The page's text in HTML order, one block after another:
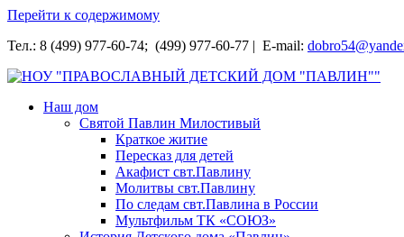
Перейти к содержимому
Тел.: 8 (499) 977-60-74; (499) 977-60-77 | E-mail:
НОУ "ПРАВОСЛАВНЫЙ ДЕТСКИЙ ДОМ "ПАВЛИН""
Наш дом
Святой Павлин Милостивый
Краткое житие
Пересказ для детей
Акафист свт.Павлину
Молитвы свт.Павлину
По следам свт.Павлина в России
Мультфильм ТК «СОЮЗ»